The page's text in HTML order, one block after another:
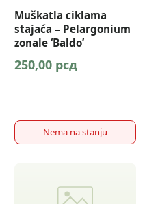
Muškatla ciklama
stajaća – Pelargonium
zonale ‘Baldo’
250,00 рсд
Nema na stanju
proizvod